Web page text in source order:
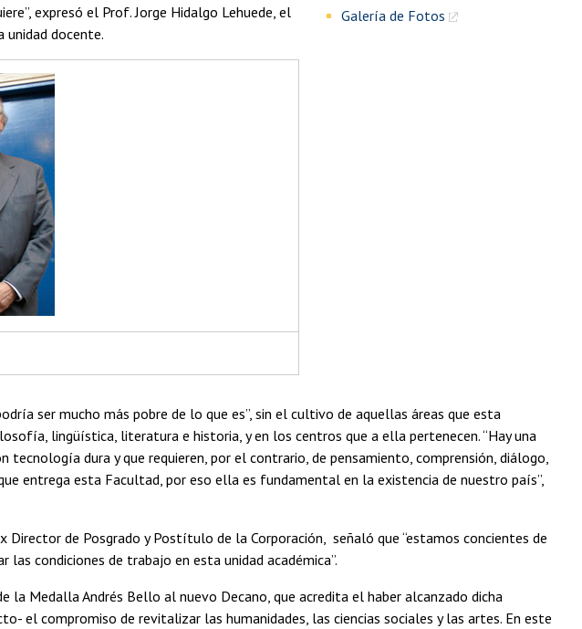
Galería de Fotos
expresó el Prof. Jorge Hidalgo Lehuede, el
unidad docente.
ser mucho más pobre de lo que es”, sin el cultivo de aquellas áreas que esta
lingüística, literatura e historia, y en los centros que a ella pertenecen. “Hay una
dura y que requieren, por el contrario, de pensamiento, comprensión, diálogo,
entrega esta Facultad, por eso ella es fundamental en la existencia de nuestro país”,
Director de Posgrado y Postítulo de la Corporación, señaló que “estamos concientes de
las condiciones de trabajo en esta unidad académica”.
la Medalla Andrés Bello al nuevo Decano, que acredita el haber alcanzado dicha
el compromiso de revitalizar las humanidades, las ciencias sociales y las artes. En este